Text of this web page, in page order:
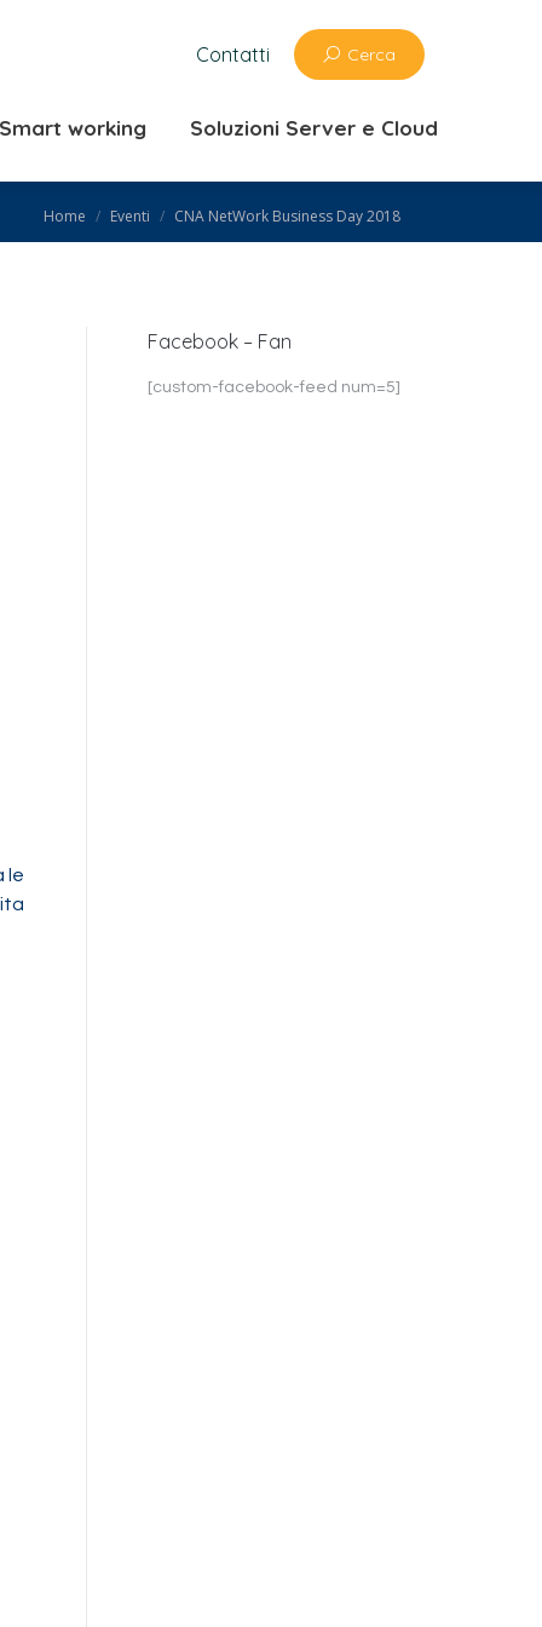
Contatti Cerca
working Soluzioni Server e Cloud
You are here:
Home Eventi CNA NetWork Business Day 2018
le
Facebook – Fan
[custom-facebook-feed num=5]